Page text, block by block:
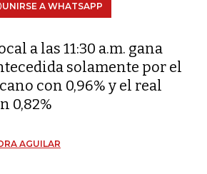
UNIRSE A WHATSAPP
a las 11:30 a.m. gana
solamente por el
con 0,96% y el real
0,82%
AGUILAR